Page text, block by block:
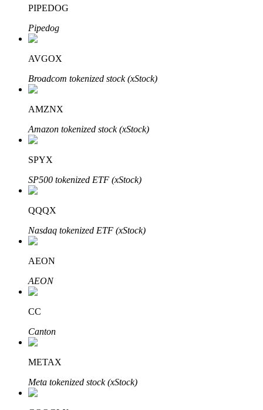
Investasi Otomatis
Raih keuntungan jangka panjang dan kepentingan fleksibel
Pelajari Staking
Pelajari tentang mendapatkan penghasilan pasif
Bitrue
AI
Mitra Bitrue
PIPEDOG
Pipedog
AVGOX
Broadcom tokenized stock (xStock)
AMZNX
Amazon tokenized stock (xStock)
SPYX
SP500 tokenized ETF (xStock)
QQQX
Nasdaq tokenized ETF (xStock)
AEON
AEON
CC
Canton
METAX
Meta tokenized stock (xStock)